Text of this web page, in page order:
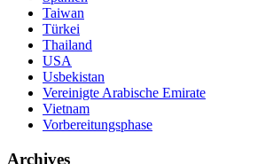
Taiwan
Türkei
Thailand
USA
Usbekistan
Vereinigte Arabische Emirate
Vietnam
Vorbereitungsphase
Archives